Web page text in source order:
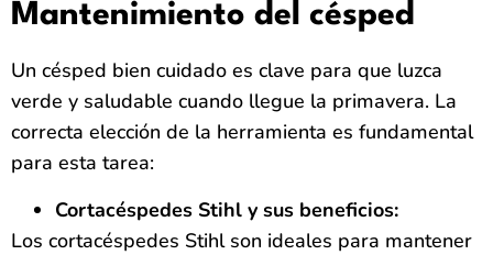
Mantenimiento del césped
Un césped bien cuidado es clave para que luzca
verde y saludable cuando llegue la primavera. La
correcta elección de la herramienta es fundamental
para esta tarea:
Cortacéspedes Stihl y sus beneficios:
Los cortacéspedes Stihl son ideales para mantener